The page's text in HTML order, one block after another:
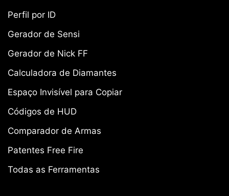
Perfil por ID
Gerador de Sensi
Gerador de Nick FF
Calculadora de Diamantes
Espaço Invisível para Copiar
Códigos de HUD
Comparador de Armas
Patentes Free Fire
Todas as Ferramentas